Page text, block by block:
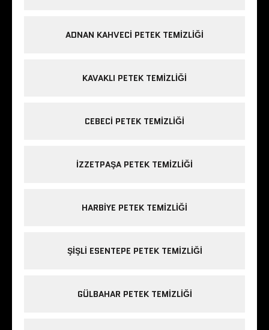
ADNAN KAHVECI PETEK TEMIZLIĞI
KAVAKLI PETEK TEMIZLIĞI
CEBECI PETEK TEMIZLIĞI
IZZETPAŞA PETEK TEMIZLIĞI
HARBIYE PETEK TEMIZLIĞI
ŞIŞLI ESENTEPE PETEK TEMIZLIĞI
GÜLBAHAR PETEK TEMIZLIĞI